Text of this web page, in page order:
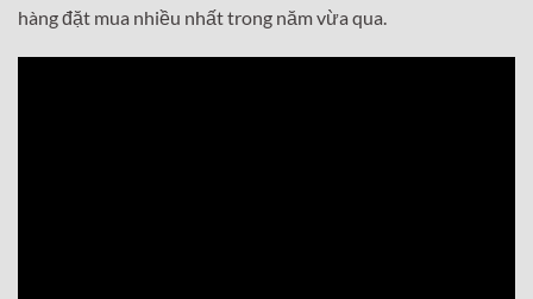
hàng đặt mua nhiều nhất trong năm vừa qua.